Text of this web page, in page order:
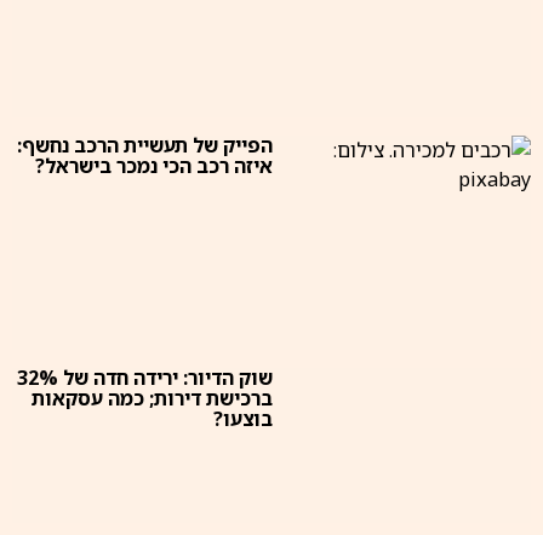
הפייק של תעשיית הרכב נחשף:
איזה רכב הכי נמכר בישראל?
שוק הדיור: ירידה חדה של 32%
ברכישת דירות; כמה עסקאות
בוצעו?